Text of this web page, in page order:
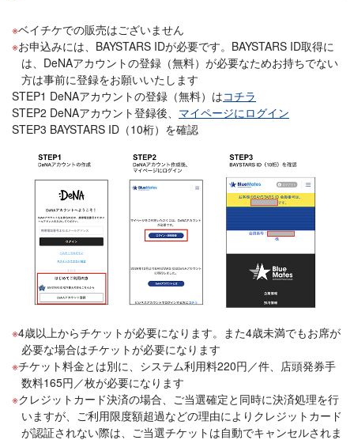
ベイチケでの販売はございません
お申込みには、BAYSTARS IDが必要です。BAYSTARS ID取得に
は、DeNAアカウントの登録（無料）が必要なためお持ちでない
方は事前に登録をお願いいたします
STEP1 DeNAアカウントの登録（無料）はコチラ
STEP2 DeNAアカウント登録後、 マイページにログイン
STEP3 BAYSTARS ID（10桁）を確認
4歳以上からチケットが必要になります。また4歳未満でもお席が
必要な場合はチケットが必要になります
チケット料金とは別に、システム利用料220円／件、店頭発券手
数料165円／枚が必要になります
クレジットカード決済の場合、ご当選確定と同時に決済処理を行
いますが、ご利用限度額超過などの理由によりクレジットカード
が認証されない際は、ご当選チケットは自動でキャンセルされま